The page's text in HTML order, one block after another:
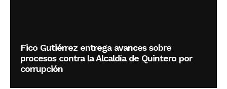
Fico Gutiérrez entrega avances sobre
procesos contra la Alcaldía de Quintero por
corrupción